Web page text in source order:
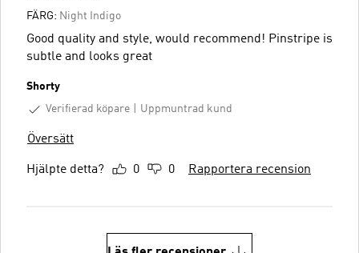
FÄRG: Night Indigo
Good quality and style, would recommend! Pinstripe is
subtle and looks great
Shorty
Verifierad köpare
Uppmuntrad kund
Översätt
Hjälpte detta? 0 0 Rapportera recension